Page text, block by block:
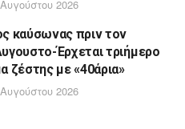
2026
καύσωνας πριν τον
Έρχεται τριήμερο
ζέστης με «40άρια»
2026